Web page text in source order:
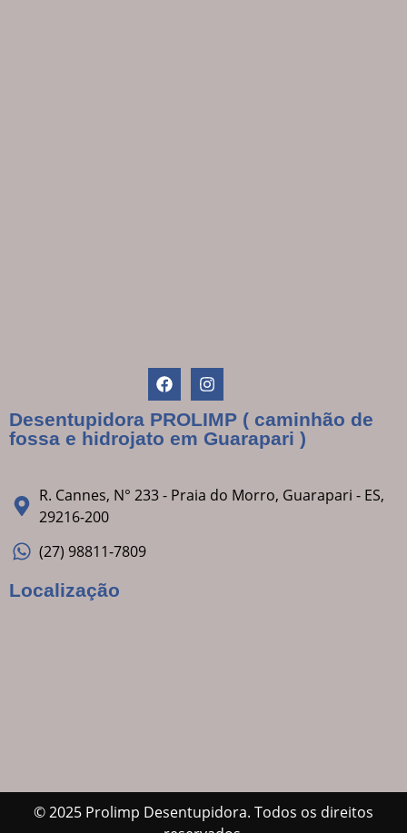
Desentupidora PROLIMP ( caminhão de
fossa e hidrojato em Guarapari )
R. Cannes, N° 233 - Praia do Morro, Guarapari - ES,
29216-200
(27) 98811-7809
Localização
© 2025 Prolimp Desentupidora. Todos os direitos